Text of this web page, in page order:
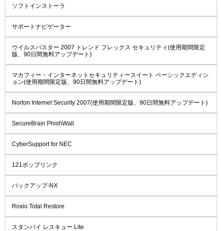
ソフトインストーラ
サポートナビゲーター
ウイルスバスター 2007 トレンド フレックス セキュリティ(使用期間限定
版、90日間無料アップデート)
マカフィー・インターネットセキュリティースイート ベーシックエディシ
ョン(使用期間限定版、90日間無料アップデート)
Norton Internet Security 2007(使用期間限定版、90日間無料アップデート)
SecureBrain PhishWall
CyberSupport for NEC
121ポップリンク
バックアップ-NX
Roxio Total Restore
スタンバイ レスキュー Lite